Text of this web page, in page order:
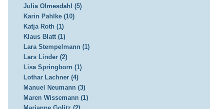
Julia Olmesdahl (5)
Karin Pahlke (10)
Katja Roth (1)
Klaus Blatt (1)
Lara Stempelmann (1)
Lars Linder (2)
Lisa Springborn (1)
Lothar Lachner (4)
Manuel Neumann (3)
Maren Wissemann (1)